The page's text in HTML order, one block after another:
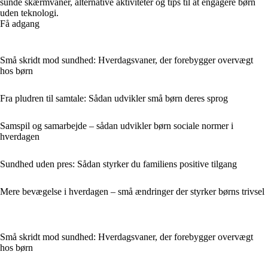
uden teknologi.
Få adgang
Små skridt mod sundhed: Hverdagsvaner, der forebygger overvægt
hos børn
Fra pludren til samtale: Sådan udvikler små børn deres sprog
Samspil og samarbejde – sådan udvikler børn sociale normer i
hverdagen
Sundhed uden pres: Sådan styrker du familiens positive tilgang
Mere bevægelse i hverdagen – små ændringer der styrker børns trivsel
Små skridt mod sundhed: Hverdagsvaner, der forebygger overvægt
hos børn